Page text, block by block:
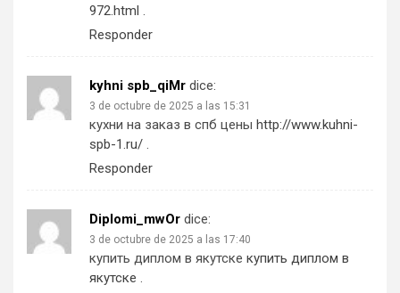
972.html .
Responder
kyhni spb_qiMr dice:
3 de octubre de 2025 a las 15:31
кухни на заказ в спб цены http://www.kuhni-
spb-1.ru/ .
Responder
Diplomi_mwOr dice:
3 de octubre de 2025 a las 17:40
купить диплом в якутске купить диплом в
якутске .